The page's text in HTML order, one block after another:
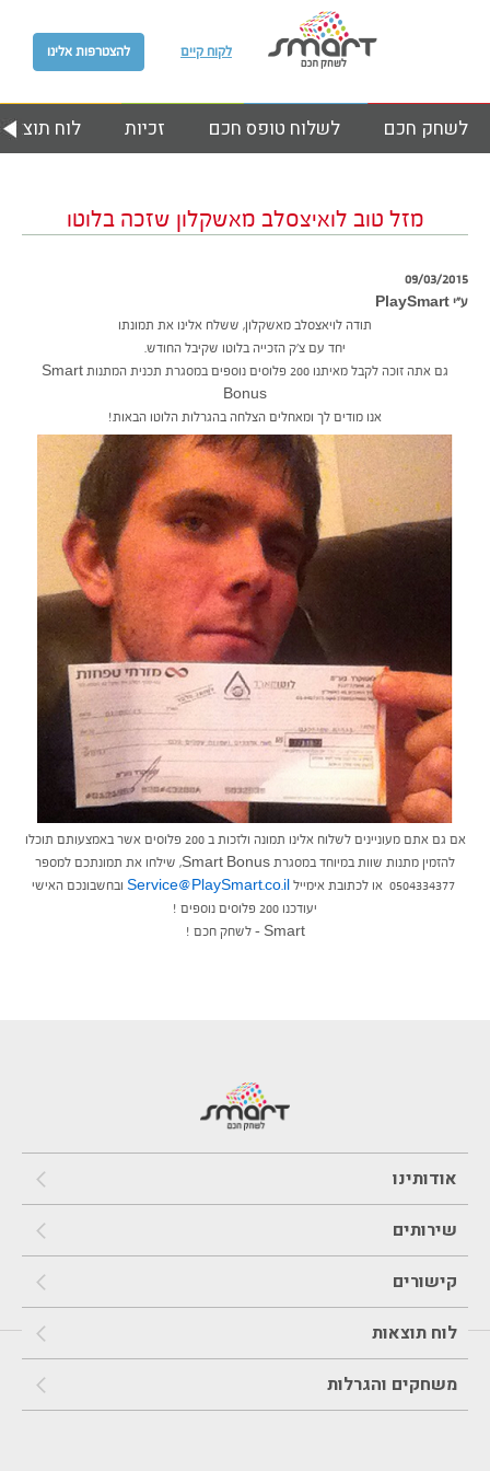
להצטרפות אלינו לקוח קיים
לוח זכיות לשלוח טופס חכם לשחק חכם
מזל טוב לואיצסלב מאשקלון שזכה בלוטו
09/03/2015
ע״י PlaySmart
תודה לויאצסלב מאשקלון, ששלח אלינו את תמונתו
יחד עם צ’ק הזכייה בלוטו שקיבל החודש.
גם אתה זוכה לקבל מאיתנו 200 פלוסים נוספים במסגרת תכנית המתנות Smart
Bonus
אנו מודים לך ומאחלים הצלחה בהגרלות הלוטו הבאות!
אם גם אתם מעוניינים לשלוח אלינו תמונה ולזכות ב 200 פלוסים אשר באמצעותם תוכלו
להזמין מתנות שוות במיוחד במסגרת Smart Bonus, שילחו את תמונתכם למספר
Service@PlaySmart.co.il ובחשבונכם האישי
יעודכנו 200 פלוסים נוספים !
Smart – לשחק חכם !
אודותינו
שירותים
קישורים
לוח תוצאות
משחקים והגרלות